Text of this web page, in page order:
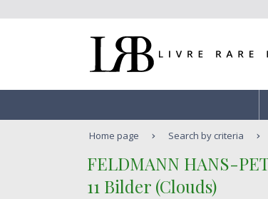
Home page Search by criteria
‎FELDMANN HANS-
‎11 Bilder (Clouds)‎